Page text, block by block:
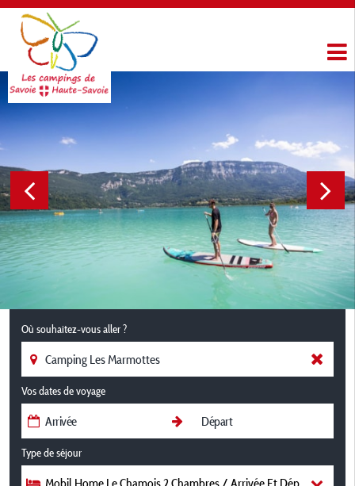
Où souhaitez-vous aller ?
Vos dates de voyage
Type de séjour
Mobil Home Le Chamois 2 Chambres / Arrivée Et Départ Le